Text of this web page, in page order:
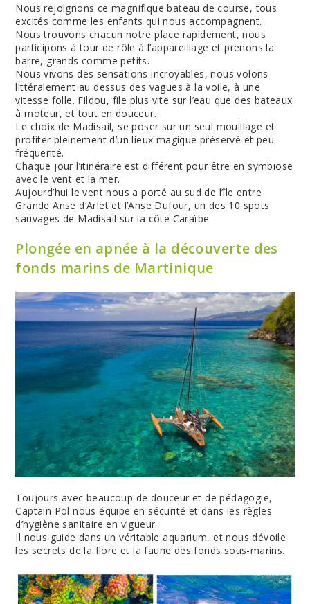
Nous rejoignons ce magnifique bateau de course, tous
excités comme les enfants qui nous accompagnent.
Nous trouvons chacun notre place rapidement, nous
participons à tour de rôle à l’appareillage et prenons la
barre, grands comme petits.
Nous vivons des sensations incroyables, nous volons
littéralement au dessus des vagues à la voile, à une
vitesse folle. Fildou, file plus vite sur l’eau que des bateaux
à moteur, et tout en douceur.
Le choix de Madisail, se poser sur un seul mouillage et
profiter pleinement d’un lieux magique préservé et peu
fréquenté.
Chaque jour l’itinéraire est différent pour être en symbiose
avec le vent et la mer.
Aujourd’hui le vent nous a porté au sud de l’île entre
Grande Anse d’Arlet et l’Anse Dufour, un des 10 spots
sauvages de Madisail sur la côte Caraïbe.
Plongée en apnée à la découverte des
fonds marins de Martinique
Toujours avec beaucoup de douceur et de pédagogie,
Captain Pol nous équipe en sécurité et dans les règles
d’hygiène sanitaire en vigueur.
Il nous guide dans un véritable aquarium, et nous dévoile
les secrets de la flore et la faune des fonds sous-marins.